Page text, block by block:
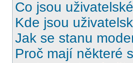
Co jsou
Kde jsou
Jak se stanu
Proč mají některé